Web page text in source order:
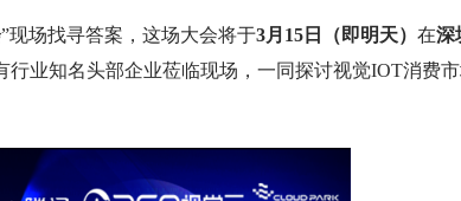
”现场找寻答案，这场大会将于3月15日（即明天） 在深
行业知名头部企业莅临现场，一同探讨视觉IOT消费